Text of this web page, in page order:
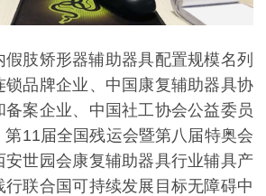
假肢矫形器辅助器具配置规模名列
锁品牌企业、中国康复辅助器具协
案企业、中国社工协会公益委员
11届全国残运会暨第八届特奥会
安世园会康复辅助器具行业辅具产
行联合国可持续发展目标无障碍中